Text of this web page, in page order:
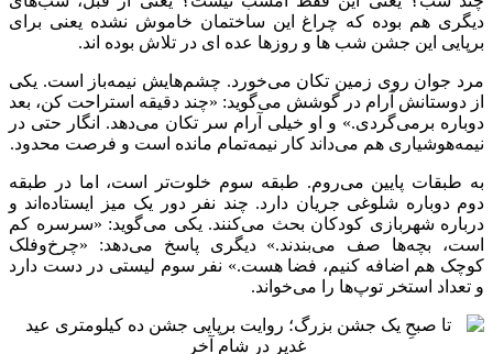
دیگری هم بوده که چراغ این ساختمان خاموش نشده یعنی برای
برپایی این جشن شب ها و روزها عده ای در تلاش بوده اند.
مرد جوان روی زمین تکان می‌خورد. چشم‌هایش نیمه‌باز است. یکی
از دوستانش آرام در گوشش می‌گوید: «چند دقیقه استراحت کن، بعد
دوباره برمی‌گردی.» و او خیلی آرام سر تکان می‌دهد. انگار حتی در
نیمه‌هوشیاری هم می‌داند کار نیمه‌تمام مانده است و فرصت محدود.
به طبقات پایین می‌روم. طبقه سوم خلوت‌تر است، اما در طبقه
دوم دوباره شلوغی جریان دارد. چند نفر دور یک میز ایستاده‌اند و
درباره شهربازی کودکان بحث می‌کنند. یکی می‌گوید: «سرسره کم
است، بچه‌ها صف می‌بندند.» دیگری پاسخ می‌دهد: «چرخ‌وفلک
کوچک هم اضافه کنیم، فضا هست.» نفر سوم لیستی در دست دارد
و تعداد استخر توپ‌ها را می‌خواند.